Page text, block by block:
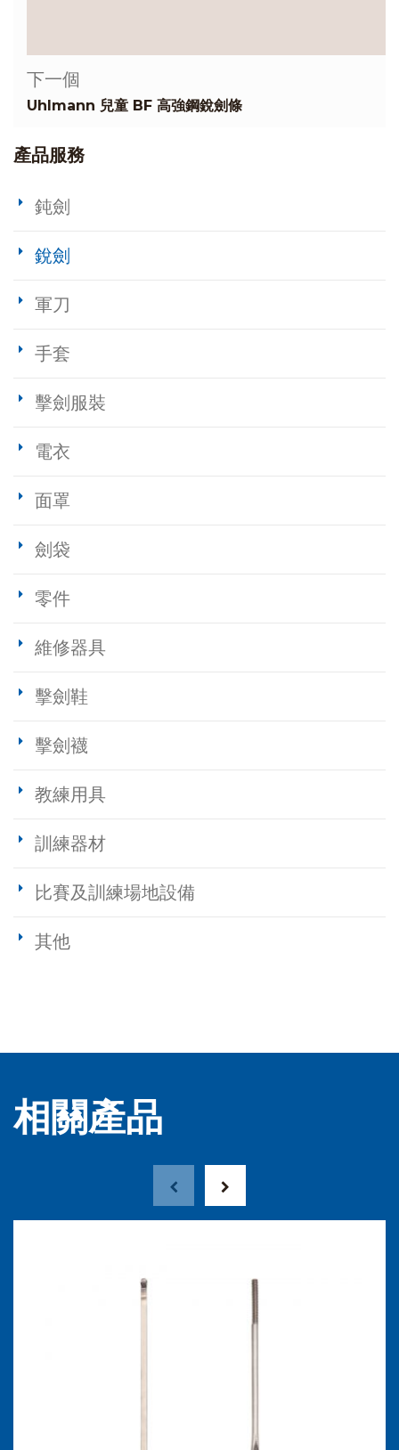
下一個
Uhlmann 兒童 BF 高強鋼銳劍條
產品服務
鈍劍
銳劍
軍刀
手套
擊劍服裝
電衣
面罩
劍袋
零件
維修器具
擊劍鞋
擊劍襪
教練用具
訓練器材
比賽及訓練場地設備
其他
相關產品